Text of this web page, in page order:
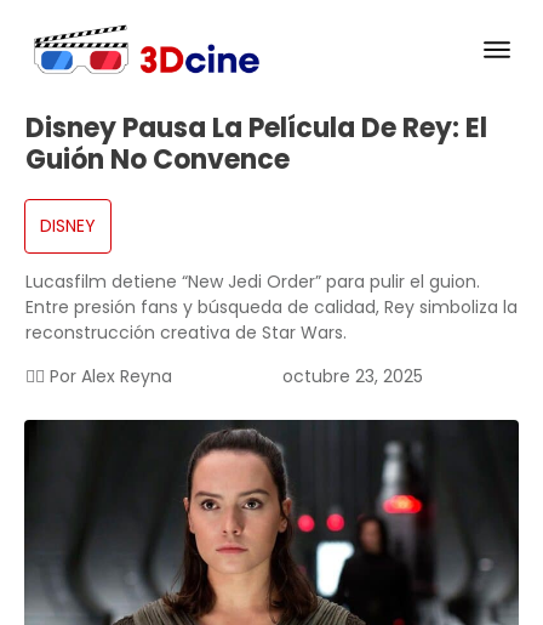
Disney Pausa La Película De Rey: El
Guión No Convence
DISNEY
Lucasfilm detiene “New Jedi Order” para pulir el guion.
Entre presión fans y búsqueda de calidad, Rey simboliza la
reconstrucción creativa de Star Wars.
✍🏻 Por Alex Reyna octubre 23, 2025